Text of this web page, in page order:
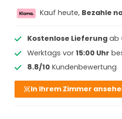
Kauf heute, Bezahle
Kostenlose Lieferungab
Werktags vor 15:00 Uhr
8.8/10 Kundenbewertung
In Ihrem Zimmer